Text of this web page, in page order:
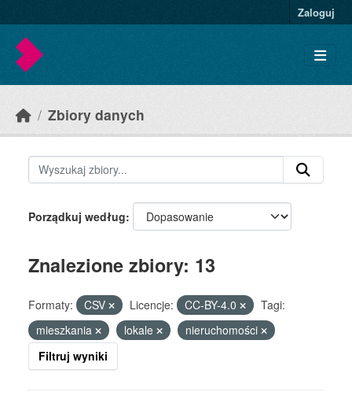
Zaloguj
Zbiory danych
Porządkuj według
Znalezione zbiory: 13
Formaty: CSV Licencje: CC-BY-4.0
Tagi:
mieszkania
lokale
nieruchomości
Filtruj wyniki